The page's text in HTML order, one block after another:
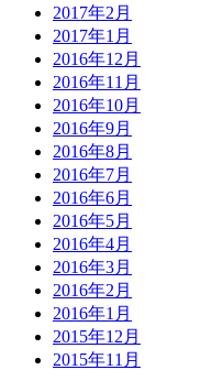
2017年2月
2017年1月
2016年12月
2016年11月
2016年10月
2016年9月
2016年8月
2016年7月
2016年6月
2016年5月
2016年4月
2016年3月
2016年2月
2016年1月
2015年12月
2015年11月